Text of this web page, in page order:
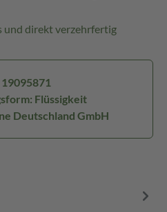
und direkt verzehrfertig
Flüssigkeit
Deutschland GmbH